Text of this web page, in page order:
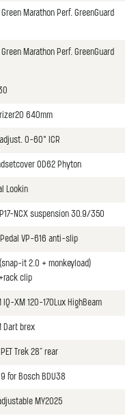
Marathon Perf. GreenGuard
Marathon Perf. GreenGuard
640mm
0-60° ICR
OD62 Phyton
Lookin
NCX suspension 30.9/350
VP-616 anti-slip
it 2.0 + monkeyload)
clip
XM 120-170Lux HighBeam
Dart brex
Trek 28" rear
for Bosch BDU38
MY2025